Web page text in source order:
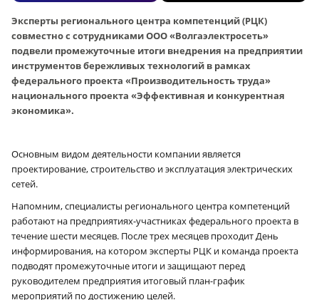
Эксперты регионального центра компетенций (РЦК)
совместно с сотрудниками ООО «Волгаэлектросеть»
подвели промежуточные итоги внедрения на предприятии
инструментов бережливых технологий в рамках
федерального проекта «Производительность труда»
национального проекта «Эффективная и конкурентная
экономика».
Основным видом деятельности компании является
проектирование, строительство и эксплуатация электрических
сетей.
Напомним, специалисты регионального центра компетенций
работают на предприятиях-участниках федерального проекта в
течение шести месяцев. После трех месяцев проходит День
информирования, на котором эксперты РЦК и команда проекта
подводят промежуточные итоги и защищают перед
руководителем предприятия итоговый план-график
мероприятий по достижению целей.